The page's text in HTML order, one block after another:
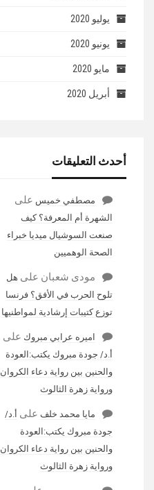
يوليو 2020
يونيو 2020
مايو 2020
أبريل 2020
أحدث التعليقات
مصطفي خميس على
الشهرة أم المعرفة؟ كيف
صنعت السوشيال ميديا خبراء
الصحة الوهميين
مودى شعبان على هل
تلوح الحرب في الأفق؟ فرنسا
توزع كتيبات إرشادية لمواطنيها
اميره عرابي مبروك على
أ.د/ جودة مبروك يكتب:العودة
والحنين بين رواية دعاء الكروان
ورواية زهرة الثالوث
مايا محمد خلف على أ.د/
جودة مبروك يكتب:العودة
والحنين بين رواية دعاء الكروان
ورواية زهرة الثالوث